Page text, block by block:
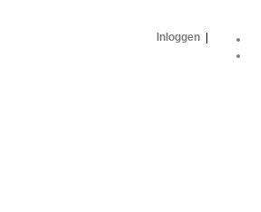
Inloggen